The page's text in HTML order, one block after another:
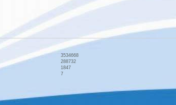
3534668
288732
1847
7